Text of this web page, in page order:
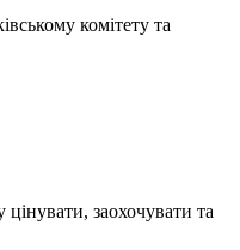
комітету та
заохочувати та